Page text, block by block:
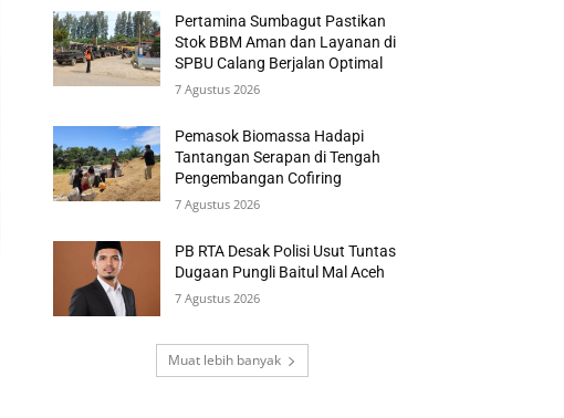
Pertamina Sumbagut Pastikan
Stok BBM Aman dan Layanan di
SPBU Calang Berjalan Optimal
7 Agustus 2026
Pemasok Biomassa Hadapi
Tantangan Serapan di Tengah
Pengembangan Cofiring
7 Agustus 2026
PB RTA Desak Polisi Usut Tuntas
Dugaan Pungli Baitul Mal Aceh
7 Agustus 2026
Muat lebih banyak